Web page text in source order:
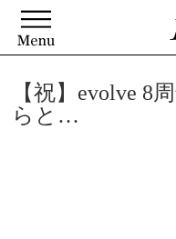
【祝】evolve 8
らと…